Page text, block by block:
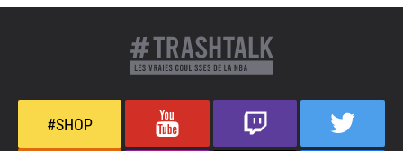
#SHOP